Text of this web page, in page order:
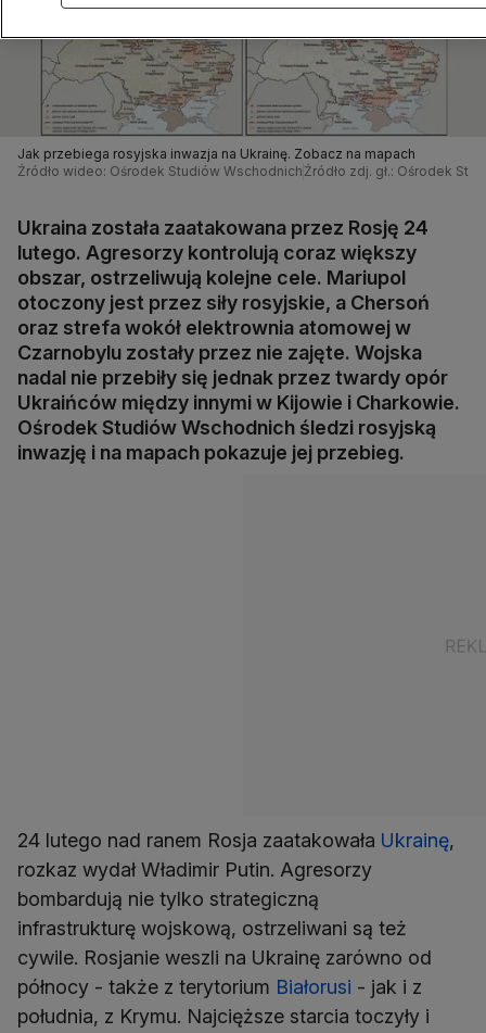
Jak przebiega rosyjska inwazja na Ukrainę. Zobacz na mapach
Źródło wideo: Ośrodek Studiów Wschodnich Źródło zdj. gł.: Ośrodek
Ukraina została zaatakowana przez Rosję 24
lutego. Agresorzy kontrolują coraz większy
obszar, ostrzeliwują kolejne cele. Mariupol
otoczony jest przez siły rosyjskie, a Chersoń
oraz strefa wokół elektrownia atomowej w
Czarnobylu zostały przez nie zajęte. Wojska
nadal nie przebiły się jednak przez twardy opór
Ukraińców między innymi w Kijowie i Charkowie.
Ośrodek Studiów Wschodnich śledzi rosyjską
inwazję i na mapach pokazuje jej przebieg.
24 lutego nad ranem Rosja zaatakowała Ukrainę,
rozkaz wydał Władimir Putin. Agresorzy
bombardują nie tylko strategiczną
infrastrukturę wojskową, ostrzeliwani są też
cywile. Rosjanie weszli na Ukrainę zarówno od
północy - także z terytorium Białorusi - jak i z
południa, z Krymu. Najcięższe starcia toczyły i